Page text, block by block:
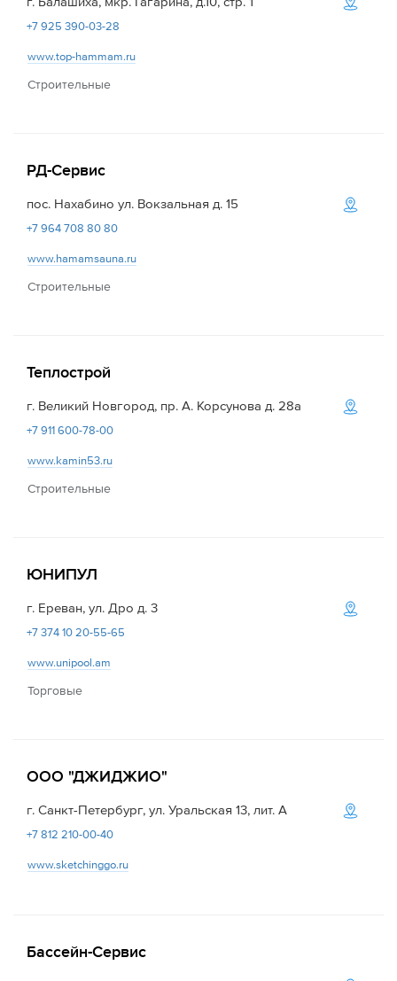
+7 925 390-03-28
www.top-hammam.ru
Строительные
РД-Сервис
пос. Нахабино ул. Вокзальная д. 15
+7 964 708 80 80
www.hamamsauna.ru
Строительные
Теплострой
г. Великий Новгород, пр. А. Корсунова д. 28а
+7 911 600-78-00
www.kamin53.ru
Строительные
ЮНИПУЛ
г. Ереван, ул. Дро д. 3
+7 374 10 20-55-65
www.unipool.am
Торговые
ООО "ДЖИДЖИО"
г. Санкт-Петербург, ул. Уральская 13, лит. А
+7 812 210-00-40
www.sketchinggo.ru
Бассейн-Сервис